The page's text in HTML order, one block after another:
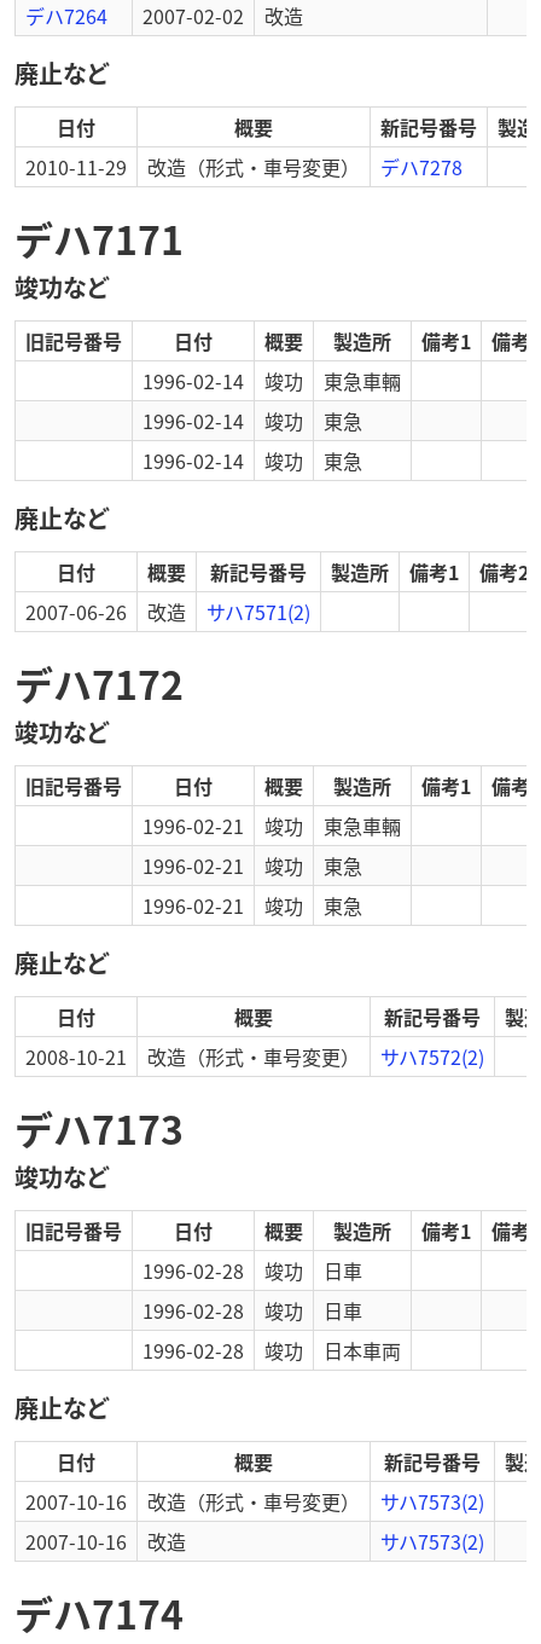
デハ7264
2007-02-02 改造
廃止など
日付 概要 新記号番号
製
2010-11-29
改造 （形式・車号変更） デハ7278
デハ7171
竣功など
旧記号番号 日付 概要 製造所 備考1
備考2
1996-02-14
竣功
東急車輛
1996-02-14
竣功
東急
1996-02-14
竣功 東急
廃止など
日付 概要 新記号番号 製造所 備考1
備考2
2007-06-26
改造 サハ7571(2)
デハ7172
竣功など
旧記号番号 日付 概要 製造所 備考1
備考2
1996-02-21
竣功
東急車輛
1996-02-21
竣功
東急
1996-02-21
竣功 東急
廃止など
日付 概要 新記号番号
製
2008-10-21
改造 （形式・車号変更） サハ7572(2)
デハ7173
竣功など
旧記号番号 日付 概要 製造所 備考1
備考2
1996-02-28
竣功
日車
1996-02-28
竣功
日車
1996-02-28
竣功 日本車両
廃止など
日付 概要 新記号番号
製
2007-10-16
改造 （形式・車号変更）
サハ7573(2)
2007-10-16
改造 サハ7573(2)
デハ7174